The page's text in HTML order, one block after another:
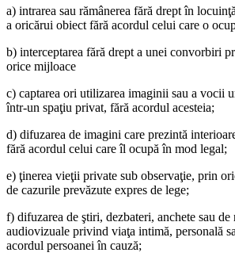
a) intrarea sau rămânerea fără drept în
a oricărui obiect fără acordul celui care o
b) interceptarea fără drept a unei convorbiri
orice mijloace
c) captarea ori utilizarea imaginii sau a vocii
într-un spaţiu privat, fără acordul acesteia;
d) difuzarea de imagini care prezintă
fără acordul celui care îl ocupă în mod legal;
e) ţinerea vieţii private sub observaţie, prin
de cazurile prevăzute expres de lege;
f) difuzarea de ştiri, dezbateri, anchete sau de
audiovizuale privind viaţa intimă, personală
acordul persoanei în cauză;